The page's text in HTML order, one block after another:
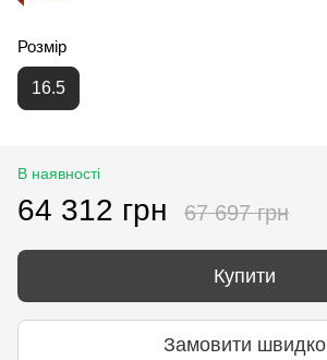
Розмір
16.5
В наявності
64 312 грн 67 697 грн
Купити
Замовити швидко